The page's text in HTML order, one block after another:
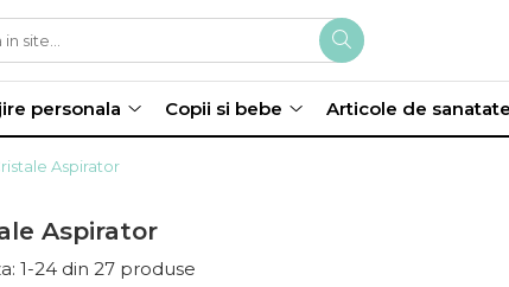
personala Copii si bebe Articole de
Aspirator
Aspirator
1-24din 27 produse